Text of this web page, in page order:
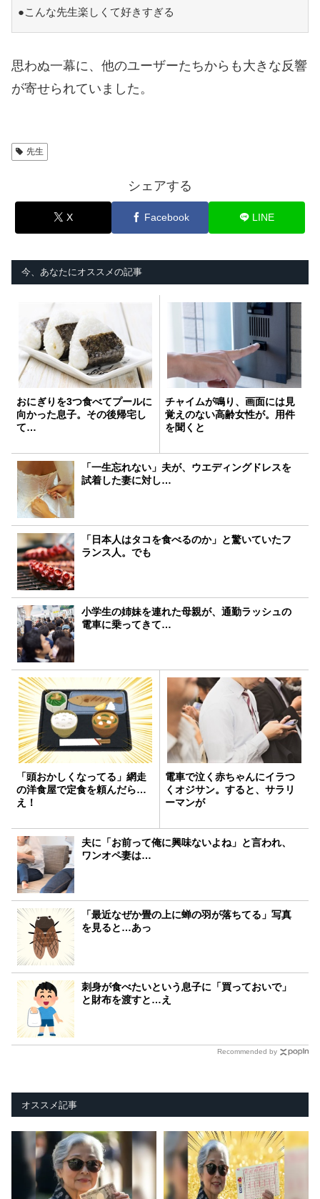
●こんな先生楽しくて好きすぎる
思わぬ一幕に、他のユーザーたちからも大きな反響
が寄せられていました。
先生
シェアする
X Facebook LINE
今、あなたにオススメの記事
おにぎりを3つ食べてプールに
向かった息子。その後帰宅し
て…
チャイムが鳴り、画面には見
覚えのない高齢女性が。用件
を聞くと
「一生忘れない」夫が、ウエディングドレスを
試着した妻に対し…
「日本人はタコを食べるのか」と驚いていたフ
ランス人。でも
小学生の姉妹を連れた母親が、通勤ラッシュの
電車に乗ってきて…
「頭おかしくなってる」網走
の洋食屋で定食を頼んだら…
え！
電車で泣く赤ちゃんにイラつ
くオジサン。すると、サラリ
ーマンが
夫に「お前って俺に興味ないよね」と言われ、
ワンオペ妻は…
「最近なぜか畳の上に蝉の羽が落ちてる」写真
を見ると…あっ
刺身が食べたいという息子に「買っておいで」
と財布を渡すと…え
Recommended by
オススメ記事